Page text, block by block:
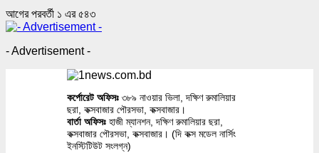
আগেরপরবর্তী ১ এর ৫৪৩
- Advertisement -
কর্পোরেট অফিসঃ ৩৮৯ নাওয়ার ভিলা, দক্ষিণ রুমালিয়ার
ছরা, কক্সবাজার পৌরসভা, কক্সবাজার।
বার্তা অফিসঃহাজী ম্যানশন, দক্ষিণ রুমালিয়ার ছরা,
কক্সবাজার পৌরসভা, কক্সবাজার। (দি কক্স মডেল নার্সিং
ইনস্টিটিউট সংলগ্ন)